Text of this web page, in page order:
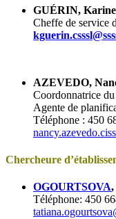
GUÉRIN, Karine
Cheffe de service
AZEVEDO,
Coordonnatrice
Agente de
Téléphone : 450
Chercheure
OGOURTSOVA,
Téléphone: 450